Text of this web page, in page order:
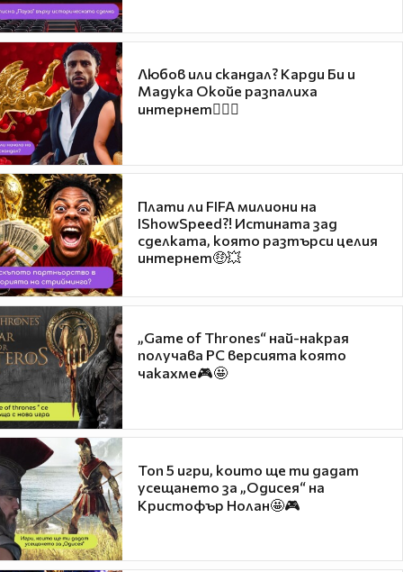
Любов или скандал? Карди Би и
Мадука Окойе разпалиха
интернет❤️‍🔥🔥
Плати ли FIFA милиони на
IShowSpeed?! Истината зад
сделката, която разтърси целия
интернет🤑💥
„Game of Thrones“ най-накрая
получава PC версията която
чакахме🎮🤩
Топ 5 игри, които ще ти дадат
усещането за „Одисея“ на
Кристофър Нолан🤩🎮